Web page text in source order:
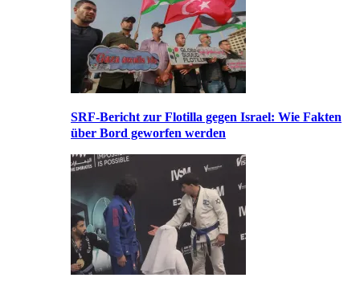
SRF-Bericht zur Flotilla gegen Israel: Wie Fakten
über Bord geworfen werden